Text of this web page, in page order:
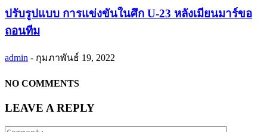
ปรับรูปแบบ การแข่งขันในศึก U-23 หลังเมียนมาร์ขอ
ถอนทีม
admin - กุมภาพันธ์ 19, 2022
NO COMMENTS
LEAVE A REPLY